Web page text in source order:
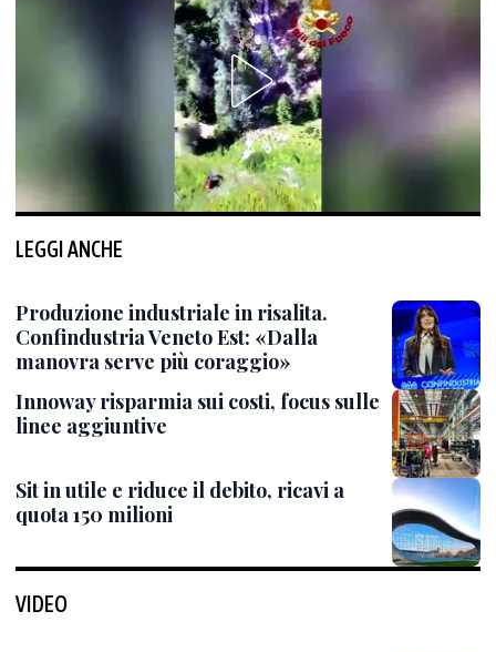
LEGGI ANCHE
Produzione industriale in risalita.
Confindustria Veneto Est: «Dalla
manovra serve più coraggio»
Innoway risparmia sui costi, focus sulle
linee aggiuntive
Sit in utile e riduce il debito, ricavi a
quota 150 milioni
VIDEO